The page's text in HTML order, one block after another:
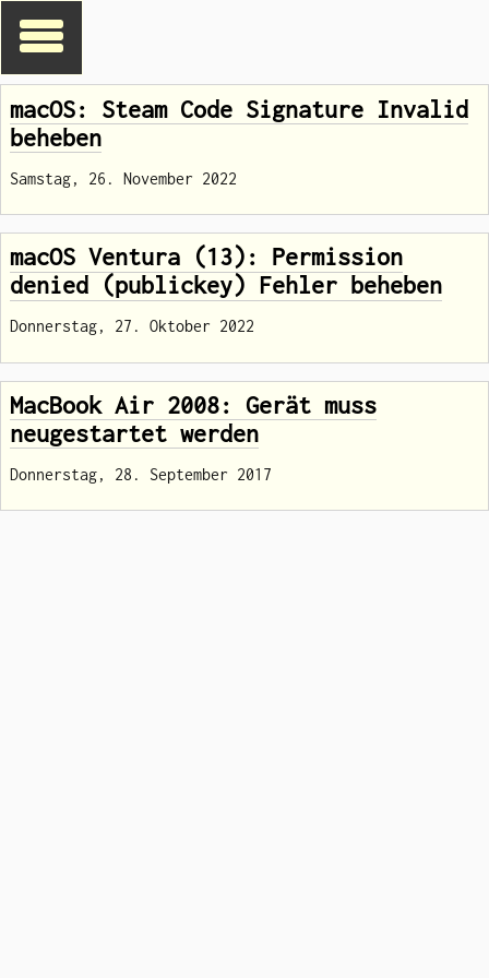
macOS: Steam Code Signature Invalid
beheben
Samstag, 26. November 2022
macOS Ventura (13): Permission
denied (publickey) Fehler beheben
Donnerstag, 27. Oktober 2022
MacBook Air 2008: Gerät muss
neugestartet werden
Donnerstag, 28. September 2017